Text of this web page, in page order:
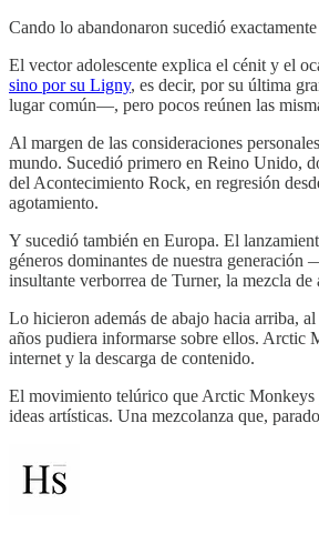
Cando lo abandonaron sucedió
El vector adolescente explica el cénit y el
sino por su Ligny, es decir, por su última
lugar común—, pero pocos reúnen las
Al margen de las consideraciones
mundo. Sucedió primero en Reino Unido,
del Acontecimiento Rock, en regresión
agotamiento.
Y sucedió también en Europa. El
géneros dominantes de nuestra
insultante verborrea de Turner, la mezcla
Lo hicieron además de abajo hacia arriba,
años pudiera informarse sobre ellos. Arctic
internet y la descarga de contenido.
El movimiento telúrico que Arctic Monkeys
ideas artísticas. Una mezcolanza que,